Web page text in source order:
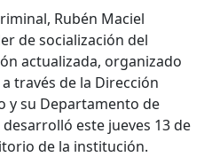
Rubén Maciel
de socialización del
actualizada, organizado
través de la Dirección
y su Departamento de
este jueves 13 de
de la institución.